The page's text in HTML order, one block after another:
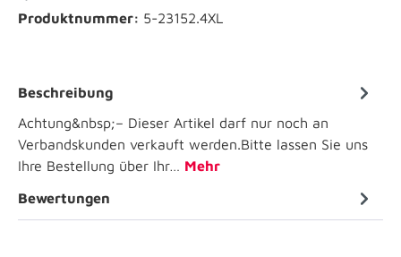
Produktnummer: 5-23152.4XL
Beschreibung
Achtung&nbsp;– Dieser Artikel darf nur noch an
Verbandskunden verkauft werden.Bitte lassen Sie uns
Ihre Bestellung über Ihr… Mehr
Bewertungen